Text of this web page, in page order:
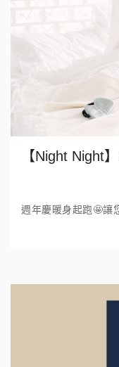
【Night Night
週年慶暖身起跑🤩讓